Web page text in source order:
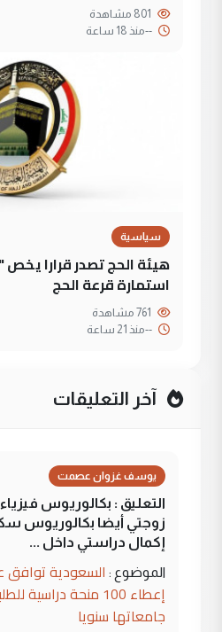
--منذ 18 ساعة
سياسية
هيئة الحج تصدر قرارا
استمارة قرعة الحج
--منذ 21 ساعة
آخر التعليقات
يوسف غزوان عصمت
التعليق : بكالوريوس
زوجتي أيضا بكالوريوس
إكمال دراستي داخل ...
الموضوع : السعودية توافق
إعطاء 100 منحة
جامعاتها سنويا